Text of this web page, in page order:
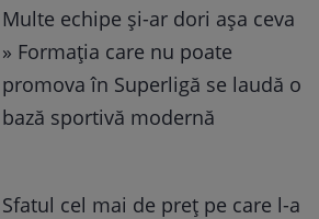
Multe echipe și-ar dori așa ceva
» Formația care nu poate
promova în Superligă se laudă o
bază sportivă modernă
Sfatul cel mai de preț pe care l-a